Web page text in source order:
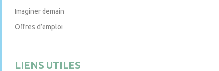
Imaginer demain
Offres d’emploi
LIENS UTILES